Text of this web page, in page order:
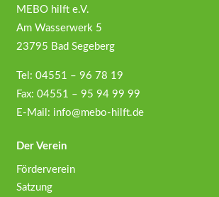
MEBO hilft e.V.
Am Wasserwerk 5
23795 Bad Segeberg
Tel: 04551 – 96 78 19
Fax: 04551 – 95 94 99 99
E-Mail: info@mebo-hilft.de
Der Verein
Förderverein
Satzung